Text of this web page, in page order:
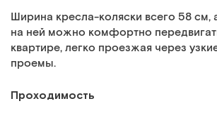
Ширина кресла-коляски всего 58 см,
на ней можно комфортно
квартире, легко проезжая через
проемы.
Проходимость